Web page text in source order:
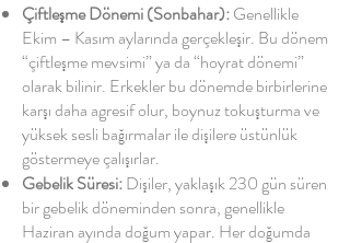
Çiftleşme Dönemi (Sonbahar):Genellikle
Ekim – Kasım aylarında gerçekleşir. Bu dönem
“çiftleşme mevsimi” ya da “hoyrat dönemi”
olarak bilinir. Erkekler bu dönemde birbirlerine
karşı daha agresif olur, boynuz tokuşturma ve
yüksek sesli bağırmalar ile dişilere üstünlük
göstermeye çalışırlar.
Gebelik Süresi:Dişiler, yaklaşık 230 gün süren
bir gebelik döneminden sonra, genellikle
Haziran ayında doğum yapar. Her doğumda